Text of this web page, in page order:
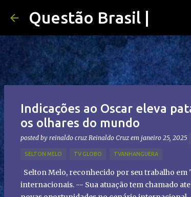
Questão Brasil |
Indicações ao Oscar eleva
os olhares do mundo
posted by reinaldo cruz Reinaldo Cruz em janeiro 25, 2025
SELTON MELO TV GLOBO TVANHANGUERA
Selton Melo, reconhecido por seu trabalho
internacionais. -- Sua atuação tem chamado